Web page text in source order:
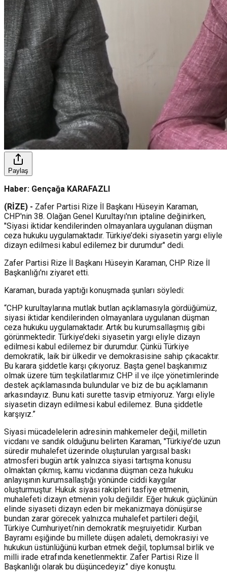
Paylaş
Haber: Gençağa KARAFAZLI
(RİZE) - Zafer Partisi Rize İl Başkanı Hüseyin Karaman,
CHP'nin 38. Olağan Genel Kurultayı'nın iptaline değinirken,
"Siyasi iktidar kendilerinden olmayanlara uygulanan düşman
ceza hukuku uygulamaktadır. Türkiye’deki siyasetin yargı eliyle
dizayn edilmesi kabul edilemez bir durumdur" dedi.
Zafer Partisi Rize İl Başkanı Hüseyin Karaman, CHP Rize İl
Başkanlığı'nı ziyaret etti.
Karaman, burada yaptığı konuşmada şunları söyledi:
“CHP kurultaylarına mutlak butlan açıklamasıyla gördüğümüz,
siyasi iktidar kendilerinden olmayanlara uygulanan düşman
ceza hukuku uygulamaktadır. Artık bu kurumsallaşmış gibi
görünmektedir. Türkiye’deki siyasetin yargı eliyle dizayn
edilmesi kabul edilemez bir durumdur. Çünkü Türkiye
demokratik, laik bir ülkedir ve demokrasisine sahip çıkacaktır.
Bu karara şiddetle karşı çıkıyoruz. Başta genel başkanımız
olmak üzere tüm teşkilatlarımız CHP il ve ilçe yönetimlerinde
destek açıklamasında bulundular ve biz de bu açıklamanın
arkasındayız. Bunu kati surette tasvip etmiyoruz. Yargı eliyle
siyasetin dizayn edilmesi kabul edilemez. Buna şiddetle
karşıyız.”
Siyasi mücadelelerin adresinin mahkemeler değil, milletin
vicdanı ve sandık olduğunu belirten Karaman, "Türkiye’de uzun
süredir muhalefet üzerinde oluşturulan yargısal baskı
atmosferi bugün artık yalnızca siyasi tartışma konusu
olmaktan çıkmış, kamu vicdanına düşman ceza hukuku
anlayışının kurumsallaştığı yönünde ciddi kaygılar
oluşturmuştur. Hukuk siyasi rakipleri tasfiye etmenin,
muhalefeti dizayn etmenin yolu değildir. Eğer hukuk güçlünün
elinde siyaseti dizayn eden bir mekanizmaya dönüşürse
bundan zarar görecek yalnızca muhalefet partileri değil,
Türkiye Cumhuriyeti’nin demokratik meşruiyetidir. Kurban
Bayramı eşiğinde bu millete düşen adaleti, demokrasiyi ve
hukukun üstünlüğünü kurban etmek değil, toplumsal birlik ve
milli irade etrafında kenetlenmektir. Zafer Partisi Rize İl
Başkanlığı olarak bu düşüncedeyiz” diye konuştu.